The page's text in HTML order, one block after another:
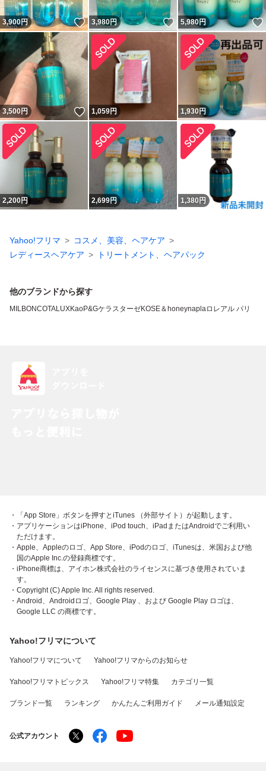
3,900円 いいね！
3,980円 いいね！
5,980円
3,500円 いいね！
1,059円 1,930円
2,200円 2,699円 1,380 円
Yahoo!フリマ
コスメ、美容、ヘアケア
レディースヘアケア
トリートメント、ヘアパック
他のブランドから探す
MILBONCOTALUXKaoP&GケラスターゼKOSE＆honeynaplaロレアル パリ
・「App Store」ボタンを押すとiTunes （外部サイト）が起動します。
・アプリケーションはiPhone、iPod touch、iPadまたはAndroidでご利用い
ただけます。
・Apple、Appleのロゴ、App Store、iPodのロゴ、iTunesは、米国および他
国のApple Inc.の登録商標です。
・iPhone商標は、アイホン株式会社のライセンスに基づき使用されていま
す。
・Copyright (C) Apple Inc. All rights reserved.
・Android、Androidロゴ、Google Play 、および Google Play ロゴは、
Google LLC の商標です。
Yahoo!フリマについて
Yahoo!フリマについて Yahoo!フリマからのお知らせ
Yahoo!フリマトピックス Yahoo!フリマ特集 カテゴリ一覧
ブランド一覧 ランキング かんたんご利用ガイド メール通知設定
公式アカウント